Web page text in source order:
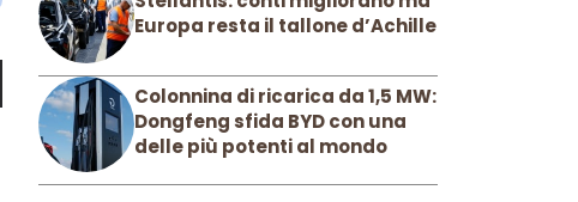
Europa resta il tallone d’Achille
Colonnina di ricarica da 1,5 MW:
Dongfeng sfida BYD con una
delle più potenti al mondo